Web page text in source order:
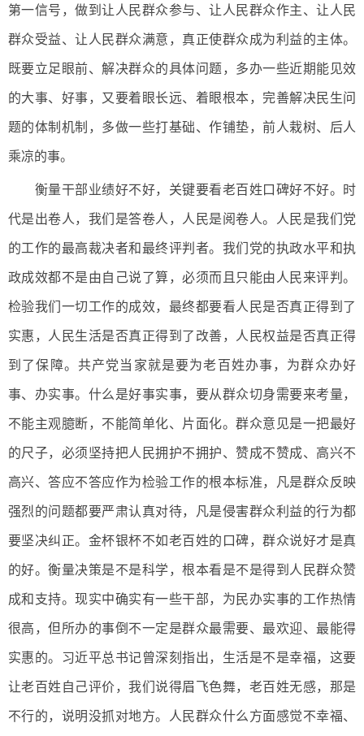
第一信号，做到让人民群众参与、让人民群众作主、让人民
群众受益、让人民群众满意，真正使群众成为利益的主体。
既要立足眼前、解决群众的具体问题，多办一些近期能见效
的大事、好事，又要着眼长远、着眼根本，完善解决民生问
题的体制机制，多做一些打基础、作铺垫，前人栽树、后人
乘凉的事。
衡量干部业绩好不好，关键要看老百姓口碑好不好。时
代是出卷人，我们是答卷人，人民是阅卷人。人民是我们党
的工作的最高裁决者和最终评判者。我们党的执政水平和执
政成效都不是由自己说了算，必须而且只能由人民来评判。
检验我们一切工作的成效，最终都要看人民是否真正得到了
实惠，人民生活是否真正得到了改善，人民权益是否真正得
到了保障。共产党当家就是要为老百姓办事，为群众办好
事、办实事。什么是好事实事，要从群众切身需要来考量，
不能主观臆断，不能简单化、片面化。群众意见是一把最好
的尺子，必须坚持把人民拥护不拥护、赞成不赞成、高兴不
高兴、答应不答应作为检验工作的根本标准，凡是群众反映
强烈的问题都要严肃认真对待，凡是侵害群众利益的行为都
要坚决纠正。金杯银杯不如老百姓的口碑，群众说好才是真
的好。衡量决策是不是科学，根本看是不是得到人民群众赞
成和支持。现实中确实有一些干部，为民办实事的工作热情
很高，但所办的事倒不一定是群众最需要、最欢迎、最能得
实惠的。习近平总书记曾深刻指出，生活是不是幸福，这要
让老百姓自己评价，我们说得眉飞色舞，老百姓无感，那是
不行的，说明没抓对地方。人民群众什么方面感觉不幸福、